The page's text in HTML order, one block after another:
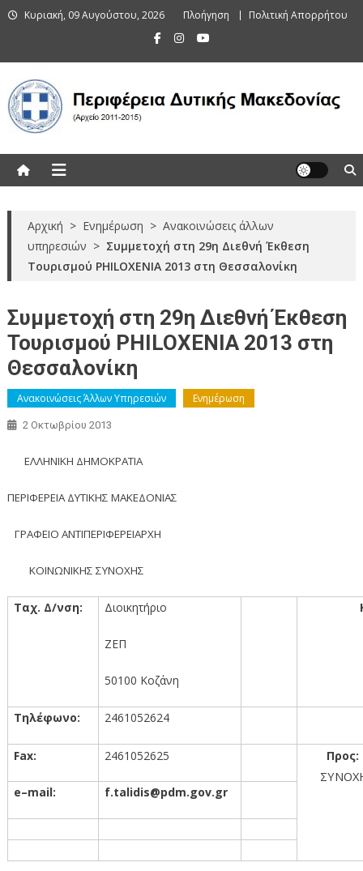
Skip Κυριακή, 09 Αυγούστου, 2026 Πλοήγηση Πολιτική Απορρήτου
Αρχική > Ενημέρωση > Ανακοινώσεις άλλων
υπηρεσιών > Συμμετοχή στη 29η Διεθνή Έκθεση
Τουρισμού PHILOXENIA 2013 στη Θεσσαλονίκη
Συμμετοχή στη 29η Διεθνή Έκθεση
Τουρισμού PHILOXENIA 2013 στη
Θεσσαλονίκη
Ανακοινώσεις Άλλων Υπηρεσιών Ενημέρωση
2 Οκτωβρίου 2013
ΕΛΛΗΝΙΚΗ ΔΗΜΟΚΡΑΤΙΑ
ΠΕΡΙΦΕΡΕΙΑ ΔΥΤΙΚΗΣ ΜΑΚΕΔΟΝΙΑΣ
ΓΡΑΦΕΙΟ ΑΝΤΙΠΕΡΙΦΕΡΕΙΑΡΧΗ
ΚΟΙΝΩΝΙΚΗΣ ΣΥΝΟΧΗΣ
Ταχ. Δ/νση: Διοικητήριο
ΖΕΠ
50100 Κοζάνη
Τηλέφωνο: 2461052624
Fax: 2461052625 Προς:
e–mail: f.talidis@pdm.gov.gr